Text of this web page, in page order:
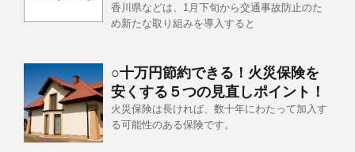
香川県などは、1月下旬から交通事故防止のた
め新たな取り組みを導入すると
○十万円節約できる！火災保険を
安くする５つの見直しポイント！
火災保険は長ければ、数十年にわたって加入す
る可能性のある保険です。